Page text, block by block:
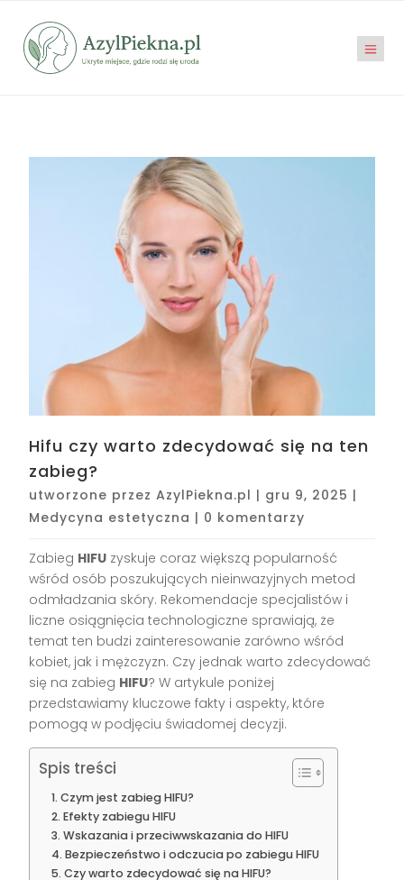
Hifu czy warto zdecydować się na ten
zabieg?
utworzone przezAzylPiekna.pl | gru 9, 2025 |
Medycyna estetyczna | 0 komentarzy
Zabieg HIFU zyskuje coraz większą popularność
wśród osób poszukujących nieinwazyjnych metod
odmładzania skóry. Rekomendacje specjalistów i
liczne osiągnięcia technologiczne sprawiają, że
temat ten budzi zainteresowanie zarówno wśród
kobiet, jak i mężczyzn. Czy jednak warto zdecydować
się na zabieg HIFU? W artykule poniżej
przedstawiamy kluczowe fakty i aspekty, które
pomogą w podjęciu świadomej decyzji.
Spis treści
Czym jest zabieg HIFU?
Efekty zabiegu HIFU
Wskazania i przeciwwskazania do HIFU
Bezpieczeństwo i odczucia po zabiegu HIFU
Czy warto zdecydować się na HIFU?